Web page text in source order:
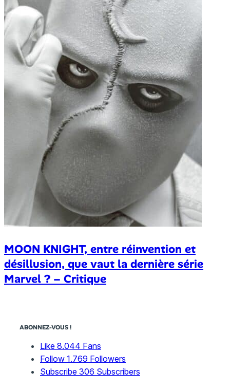
MOON KNIGHT, entre réinvention et
désillusion, que vaut la dernière série
Marvel ? – Critique
ABONNEZ-VOUS !
Like 8.044 Fans
Follow 1.769 Followers
Subscribe 306 Subscribers